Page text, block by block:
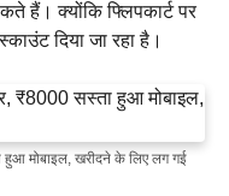
हैं। क्योंकि फ्लिपकार्ट पर
दिया जा रहा है।
मोबाइल, खरीदने के लिए लग गई